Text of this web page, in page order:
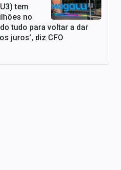
tem
no
tudo para voltar a dar
juros’, diz CFO